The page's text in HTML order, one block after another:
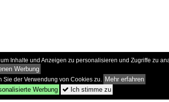
Inhalte und Anzeigen zu personalisieren und Zugriffe zu
Werbung
Sie der Verwendung von Cookies zu. Mehr erfahren
Werbung  Ich stimme zu